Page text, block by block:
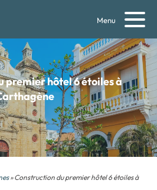
Menu
premier hôtel 6 étoiles à
» Construction du premier hôtel 6 étoiles à